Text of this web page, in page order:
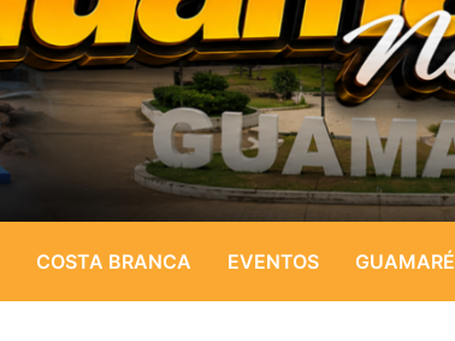
COSTA BRANCA EVENTOS GUAMARÉ